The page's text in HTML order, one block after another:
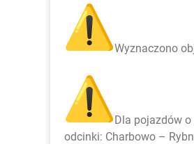
Wyznaczono
Dla pojazdów
odcinki: Charbowo –